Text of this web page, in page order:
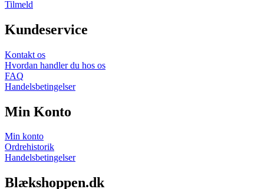
Tilmeld
Kundeservice
Kontakt os
Hvordan handler du hos os
FAQ
Handelsbetingelser
Min Konto
Min konto
Ordrehistorik
Handelsbetingelser
Blækshoppen.dk